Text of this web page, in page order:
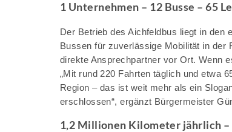
1 Unternehmen – 12 Busse – 65
Der Betrieb des Aichfeldbus liegt in den
Bussen für zuverlässige Mobilität in der
direkte Ansprechpartner vor Ort. Wenn
„Mit rund 220 Fahrten täglich und etwa
Region – das ist weit mehr als ein
erschlossen“, ergänzt Bürgermeister
1,2 Millionen Kilometer jährlich –